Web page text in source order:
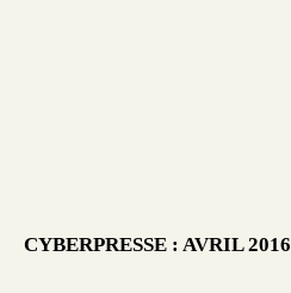
CYBERPRESSE : AVRIL 2016